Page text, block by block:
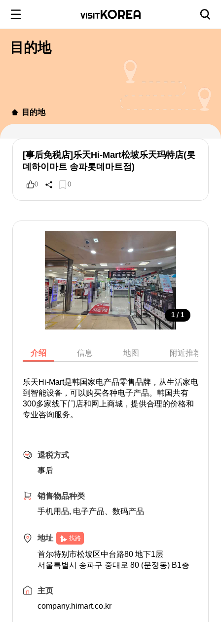
目的地
目的地
[事后免税店]乐天Hi-Mart松坡乐天玛特店(롯
데하이마트 송파롯데마트점)
0 0
1 / 1
介绍 信息 地图 附近推荐景点
乐天Hi-Mart是韩国家电产品零售品牌，从生活家电
到智能设备，可以购买各种电子产品。韩国共有
300多家线下门店和网上商城，提供合理的价格和
专业咨询服务。
退税方式
事后
销售物品种类
手机用品, 电子产品、数码产品
地址 找路
首尔特别市松坡区中台路80 地下1层
서울특별시 송파구 중대로 80 (문정동) B1층
主页
company.himart.co.kr